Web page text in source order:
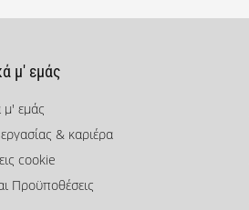
μ' εμάς
μ' εμάς
& καριέρα
cookie
Προϋποθέσεις